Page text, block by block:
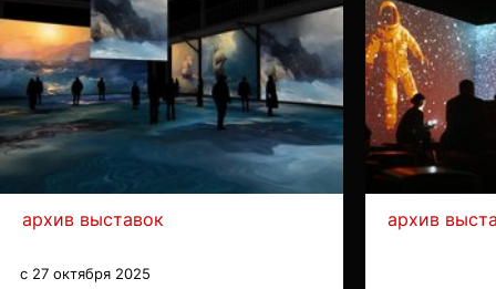
архив выставок
с 27 октября 2025
архив